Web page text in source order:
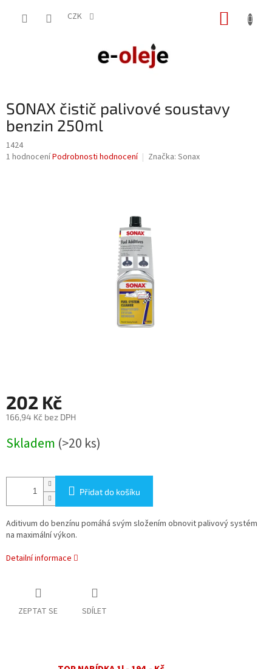
CZK
SONAX čistič palivové soustavy
benzin 250ml
1424
Průměrné
1 hodnoceníPodrobnosti hodnocení Značka: Sonax
202 Kč
166,94 Kč bez DPH
cena:
Skladem (>20 ks)
Přidat do košíku
Aditivum do benzínu pomáhá svým složením obnovit palivový systém
na maximální výkon.
Detailní informace
ZEPTAT SE SDÍLET